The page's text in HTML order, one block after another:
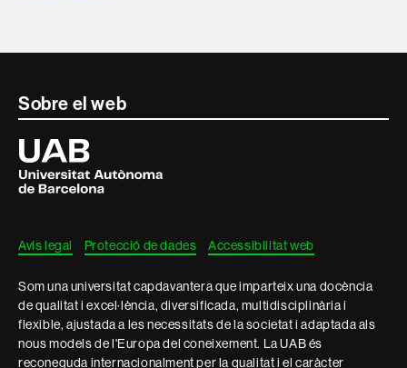
Contacte
informació
legal
Sobre el web
Universitat
Autònoma
de
Barcelona
Avís legal Protecció de dades Accessibilitat web
Som una universitat capdavantera que imparteix una docència
de qualitat i excel·lència, diversificada, multidisciplinària i
flexible, ajustada a les necessitats de la societat i adaptada als
nous models de l'Europa del coneixement. La UAB és
reconeguda internacionalment per la qualitat i el caràcter